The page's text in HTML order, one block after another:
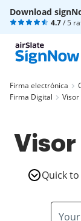
Download
4.7/ 5
Firma electrónica
Firma Digital
Visor
Quick